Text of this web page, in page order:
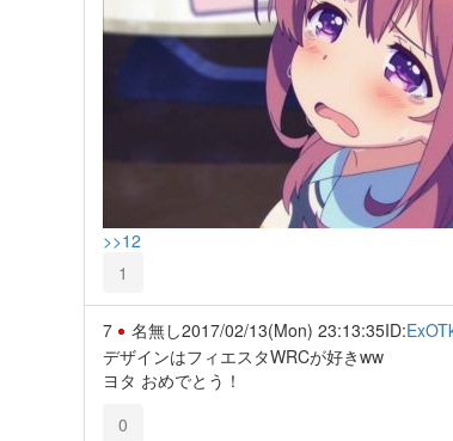
>>12
1
7 名無し2017/02/13(Mon) 23:13:35ID:
デザインはフィエスタWRCが好きww
ヨタ おめでとう！
0